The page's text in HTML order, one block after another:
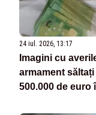
24 iul. 2026, 13:17
Imagini cu
armament
500.000 de euro